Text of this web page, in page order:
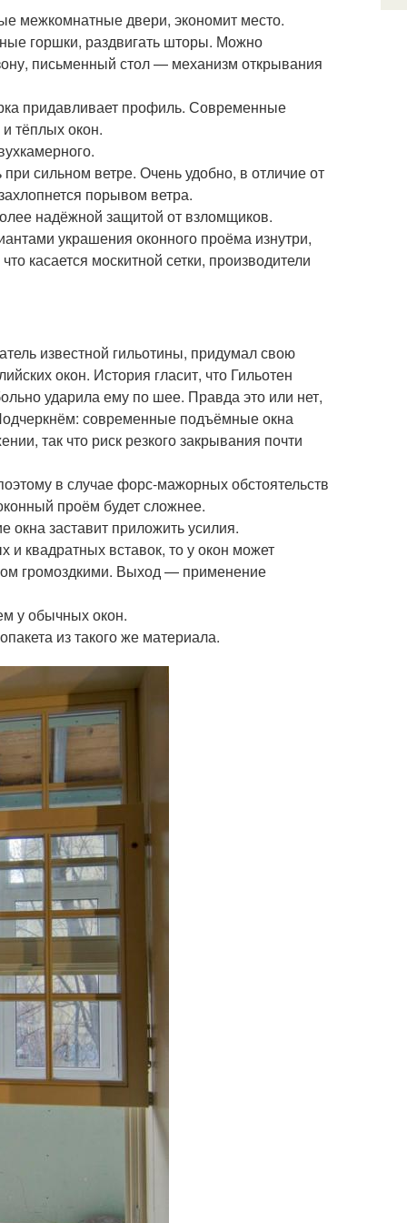
межкомнатные двери, экономит место.
горшки, раздвигать шторы. Можно
письменный стол — механизм открывания
придавливает профиль. Современные
тёплых окон.
сильном ветре. Очень удобно, в отличие от
порывом ветра.
надёжной защитой от взломщиков.
украшения оконного проёма изнутри,
касается москитной сетки, производители
известной гильотины, придумал свою
окон. История гласит, что Гильотен
ударила ему по шее. Правда это или нет,
современные подъёмные окна
так что риск резкого закрывания почти
в случае форс-мажорных обстоятельств
проём будет сложнее.
заставит приложить усилия.
и квадратных вставок, то у окон может
громоздкими. Выход — применение
у обычных окон.
из такого же материала.